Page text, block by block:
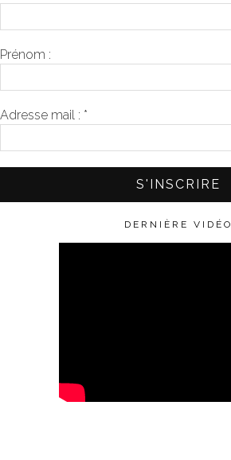
Prénom :
Adresse mail : *
DERNIÈRE VIDÉO